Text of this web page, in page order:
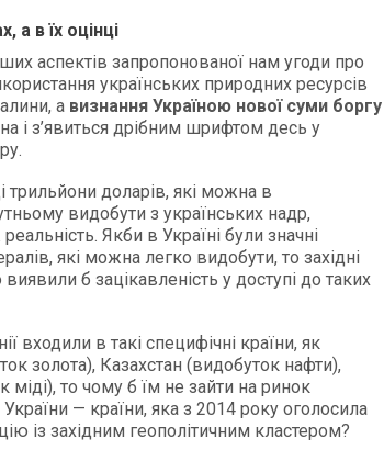
а в їх оцінці
аспектів запропонованої нам угоди про
українських природних ресурсів
а визнання Україною нової суми боргу
і з’явиться дрібним шрифтом десь у
трильйони доларів, які можна в
видобути з українських надр,
Якби в Україні були значні
які можна легко видобути, то західні
б зацікавленість у доступі до таких
входили в такі специфічні країни, як
золота), Казахстан (видобуток нафти),
міді), то чому б їм не зайти на ринок
— країни, яка з 2014 року оголосила
із західним геополітичним кластером?